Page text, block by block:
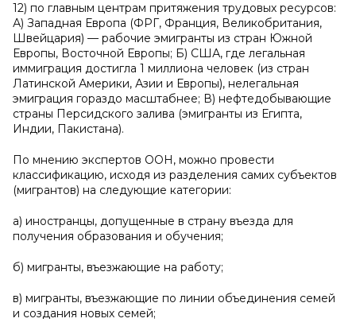
12) по главным центрам притяжения трудовых ресурсов:
А) Западная Европа (ФРГ, Франция, Великобритания,
Швейцария) — рабочие эмигранты из стран Южной
Европы, Восточной Европы; Б) США, где легальная
иммиграция достигла 1 миллиона человек (из стран
Латинской Америки, Азии и Европы), нелегальная
эмиграция гораздо масштабнее; В) нефтедобывающие
страны Персидского залива (эмигранты из Египта,
Индии, Пакистана).
По мнению экспертов ООН, можно провести
классификацию, исходя из разделения самих субъектов
(мигрантов) на следующие категории:
а) иностранцы, допущенные в страну въезда для
получения образования и обучения;
б) мигранты, въезжающие на работу;
в) мигранты, въезжающие по линии объединения семей
и создания новых семей;